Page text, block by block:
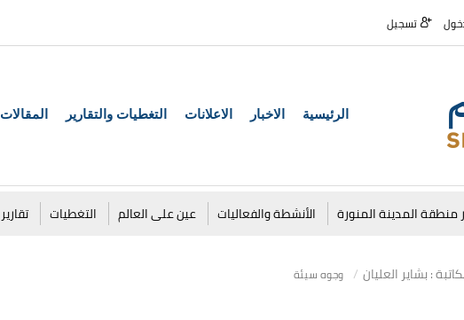
تسجيل
الرئيسية الاخبار الاعلانات التغطيات والتقارير المقالات
منطقة المدينة المنورة الأنشطة والفعاليات عين على العالم التغطيات تقارير
: بشاير العليان وجوه سيئة